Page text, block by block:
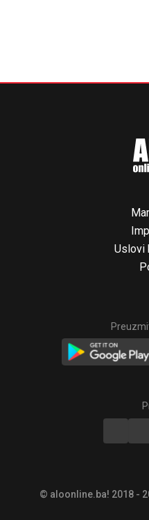
Uslovi
© aloonline.ba! 2018 -